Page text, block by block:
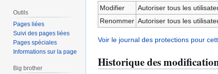
Modifier
Autoriser tous les
Renommer Autoriser tous les
Voir le journal des protections pour
Historique des
Outils
Pages liées
Suivi des pages liées
Pages spéciales
Informations sur la page
Big brother